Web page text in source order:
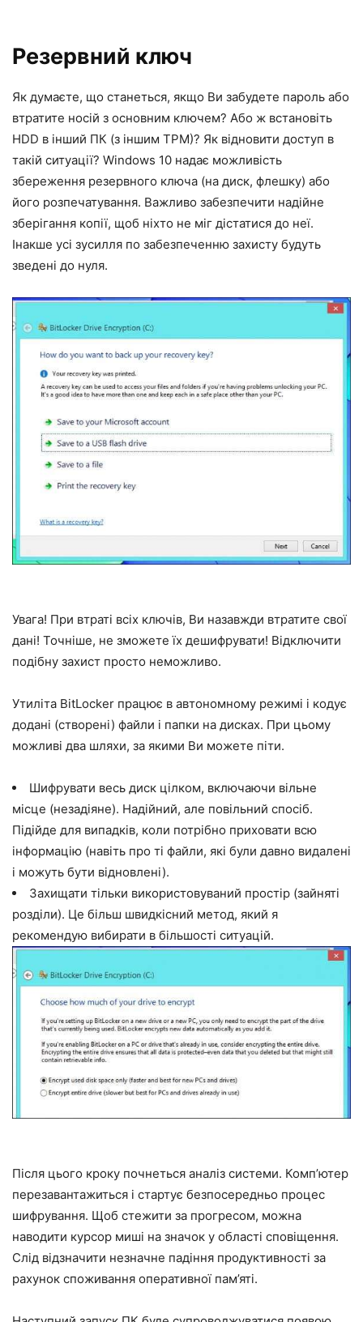
Резервний ключ
Як думаєте, що станеться, якщо Ви забудете пароль або
втратите носій з основним ключем? Або ж встановіть
HDD в інший ПК (з іншим TPM)? Як відновити доступ в
такій ситуації? Windows 10 надає можливість
збереження резервного ключа (на диск, флешку) або
його розпечатування. Важливо забезпечити надійне
зберігання копії, щоб ніхто не міг дістатися до неї.
Інакше усі зусилля по забезпеченню захисту будуть
зведені до нуля.
Увага! При втраті всіх ключів, Ви назавжди втратите свої
дані! Точніше, не зможете їх дешифрувати! Відключити
подібну захист просто неможливо.
Утиліта BitLocker працює в автономному режимі і кодує
додані (створені) файли і папки на дисках. При цьому
можливі два шляхи, за якими Ви можете піти.
Шифрувати весь диск цілком, включаючи вільне
місце (незадіяне). Надійний, але повільний спосіб.
Підійде для випадків, коли потрібно приховати всю
інформацію (навіть про ті файли, які були давно видалені
і можуть бути відновлені).
Захищати тільки використовуваний простір (зайняті
розділи). Це більш швидкісний метод, який я
рекомендую вибирати в більшості ситуацій.
Після цього кроку почнеться аналіз системи. Комп’ютер
перезавантажиться і стартує безпосередньо процес
шифрування. Щоб стежити за прогресом, можна
наводити курсор миші на значок у області сповіщення.
Слід відзначити незначне падіння продуктивності за
рахунок споживання оперативної пам’яті.